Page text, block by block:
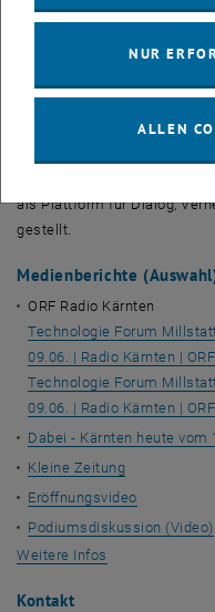
Ein weiterer besonderer
Innovationsökosysteme
als Plattform für Dialog,
gestellt.
Medienberichte
ORF Radio Kärnten
Technologie Forum
09.06. | Radio Kärnten |
Technologie Forum
09.06. | Radio Kärnten |
Dabei - Kärnten heute vom
Kleine Zeitung
Eröffnungsvideo
Podiumsdiskussion (Video)
Weitere Infos
Kontakt
NUR
ALLEN